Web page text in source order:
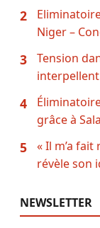
2
Niger –
3
Tension
4
grâce à
5
« Il m’a
révèle son
NEWSLETTER